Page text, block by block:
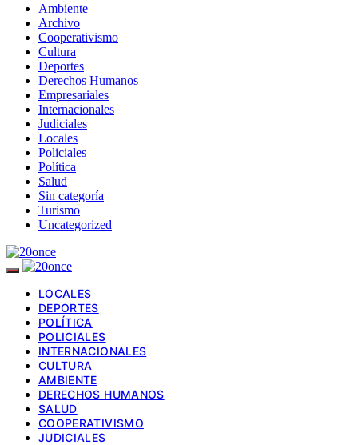
Ambiente
Archivo
Cooperativismo
Cultura
Deportes
Derechos Humanos
Empresariales
Internacionales
Judiciales
Locales
Policiales
Política
Salud
Sin categoría
Turismo
Uncategorized
LOCALES
DEPORTES
POLÍTICA
POLICIALES
INTERNACIONALES
CULTURA
AMBIENTE
DERECHOS HUMANOS
SALUD
COOPERATIVISMO
JUDICIALES